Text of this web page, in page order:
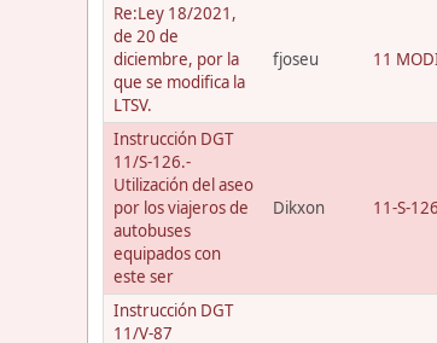
Re:Ley 18/2021,
de 20 de
diciembre, por la
que se modifica la
LTSV.
fjoseu 11
Instrucción DGT
11/S-126.-
Utilización del aseo
por los viajeros de
autobuses
equipados con
este ser
Dikxon 11-S-
Instrucción DGT
11/V-87